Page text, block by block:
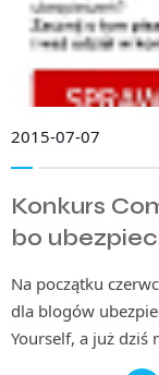
2015-07-07
Konkurs
bo
Na początku
dla blogów
Yourself, a już dziś